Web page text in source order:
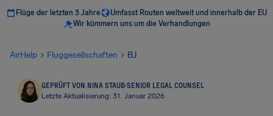
Flüge der letzten 3 Jahre
Umfasst Routen weltweit und innerhalb der EU
Wir kümmern uns um die Verhandlungen
AirHelp Fluggesellschaften BJ
GEPRÜFT VON NINA STAUB·SENIOR LEGAL COUNSEL
Letzte Aktualisierung: 31. Januar 2026